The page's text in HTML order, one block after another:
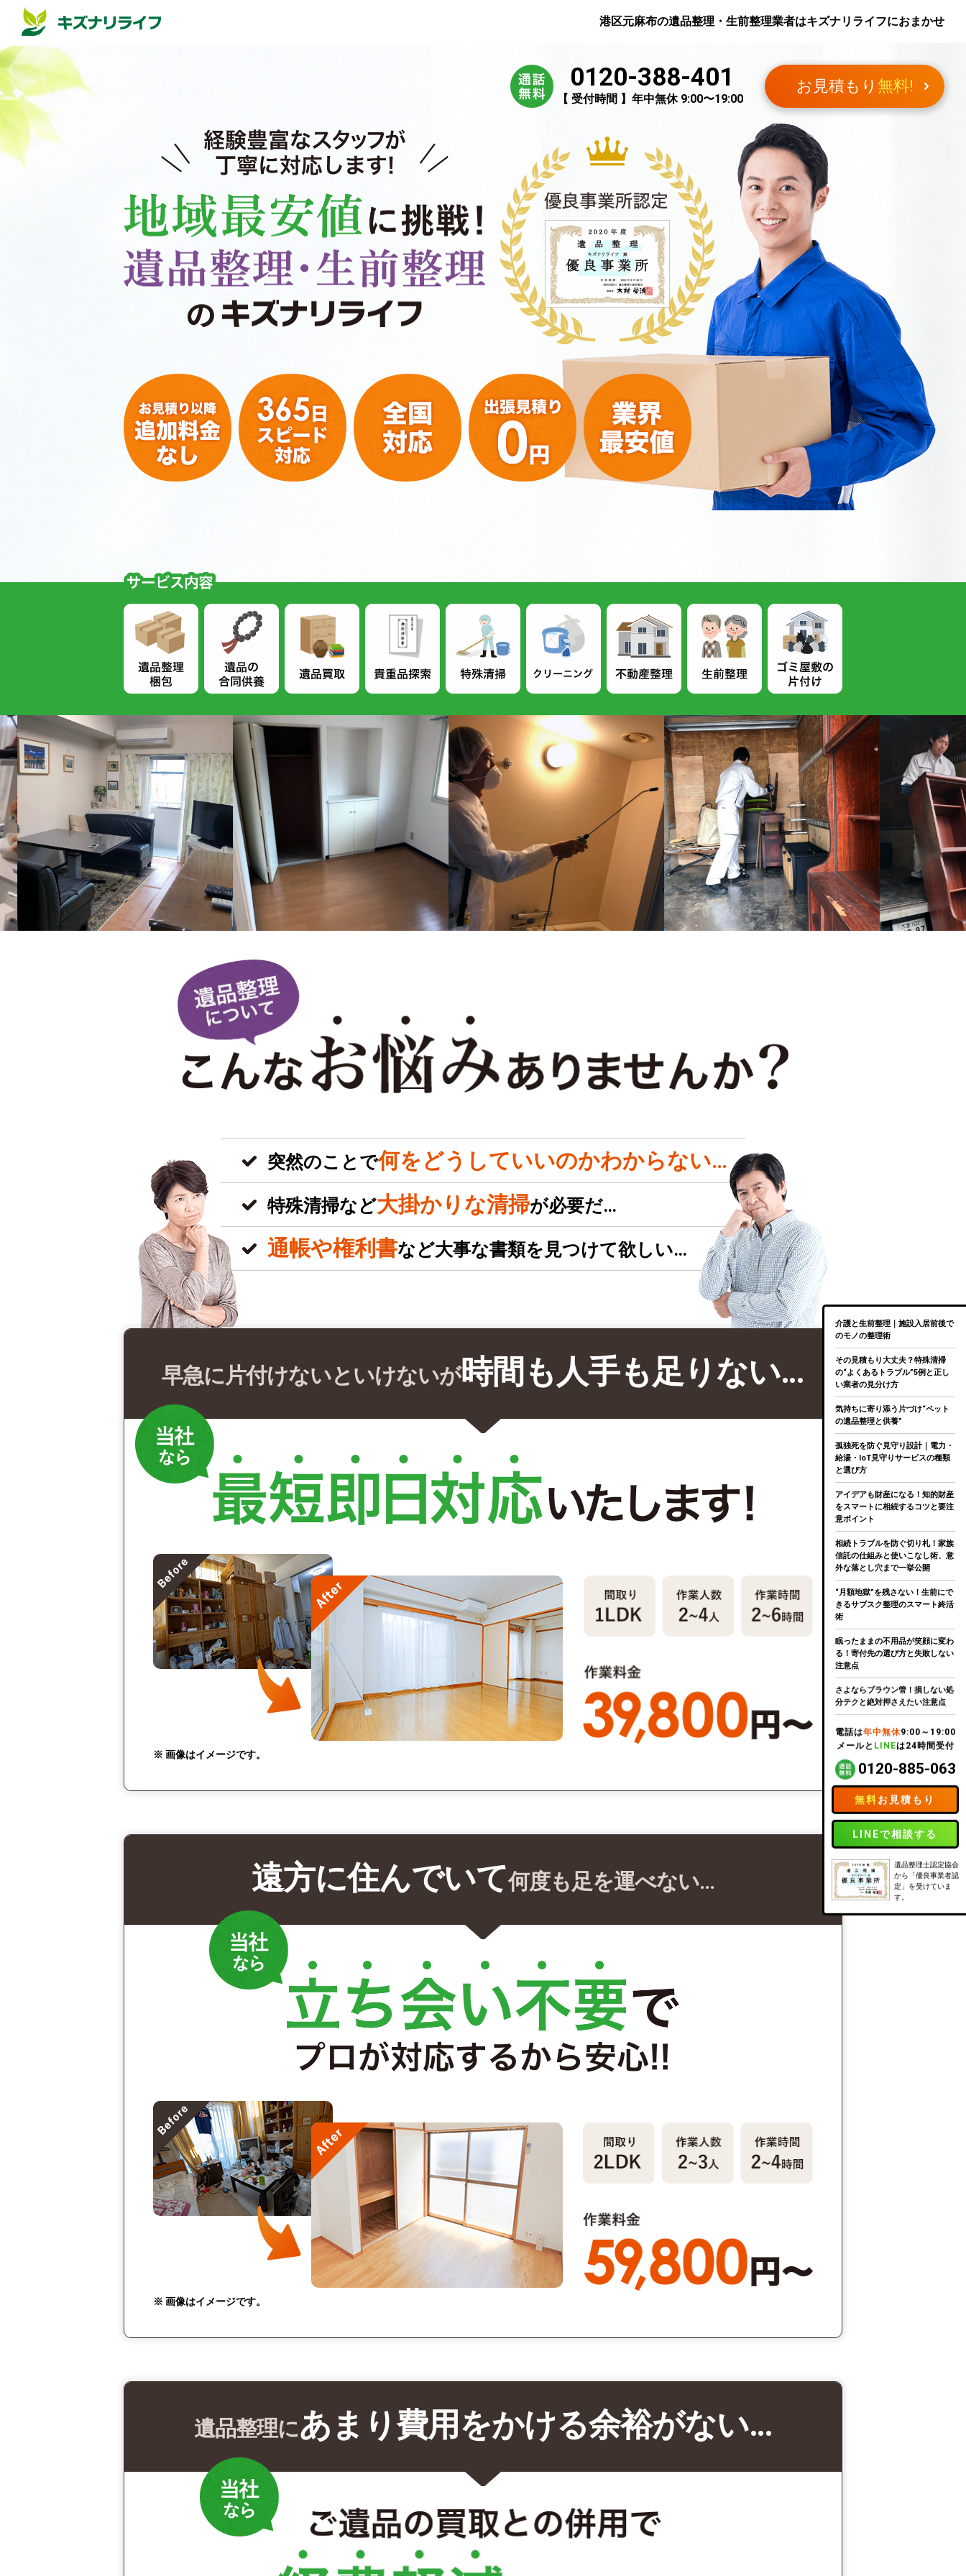
港区元麻布の遺品整理・生前整理業者はキズナリライフにおまかせ
0120-388-401
【 受付時間 】年中無休 9:00〜19:00
お見積もり 無料!
突然のことで何をどうしていいのかわからない…
特殊清掃など大掛かりな清掃が必要だ…
通帳や権利書など大事な書類を見つけて欲しい…
早急に片付けないといけないが時間も人手も足りない…
※ 画像はイメージです。
遠方に住んでいて何度も足を運べない…
※ 画像はイメージです。
遺品整理にあまり費用をかける余裕がない…
介護と生前整理｜施設入居前後で
のモノの整理術
その見積もり大丈夫？特殊清掃
の“よくあるトラブル”5例と正し
い業者の見分け方
気持ちに寄り添う片づけ“ペット
の遺品整理と供養”
孤独死を防ぐ見守り設計｜電力・
給湯・IoT見守りサービスの種類
と選び方
アイデアも財産になる！知的財産
をスマートに相続するコツと要注
意ポイント
相続トラブルを防ぐ切り札！家族
信託の仕組みと使いこなし術、意
外な落とし穴まで一挙公開
“月額地獄”を残さない！生前にで
きるサブスク整理のスマート終活
術
眠ったままの不用品が笑顔に変わ
る！寄付先の選び方と失敗しない
注意点
さよならブラウン管！損しない処
分テクと絶対押さえたい注意点
電話は年中無休9:00～19:00
メールと LINEは24時間受付
0120-885-063
無料お見積もり
LINEで相談する
遺品整理士認定協会
から「優良事業者認
定」を受けていま
す。